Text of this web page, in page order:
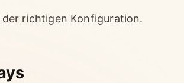
richtigen Konfiguration.